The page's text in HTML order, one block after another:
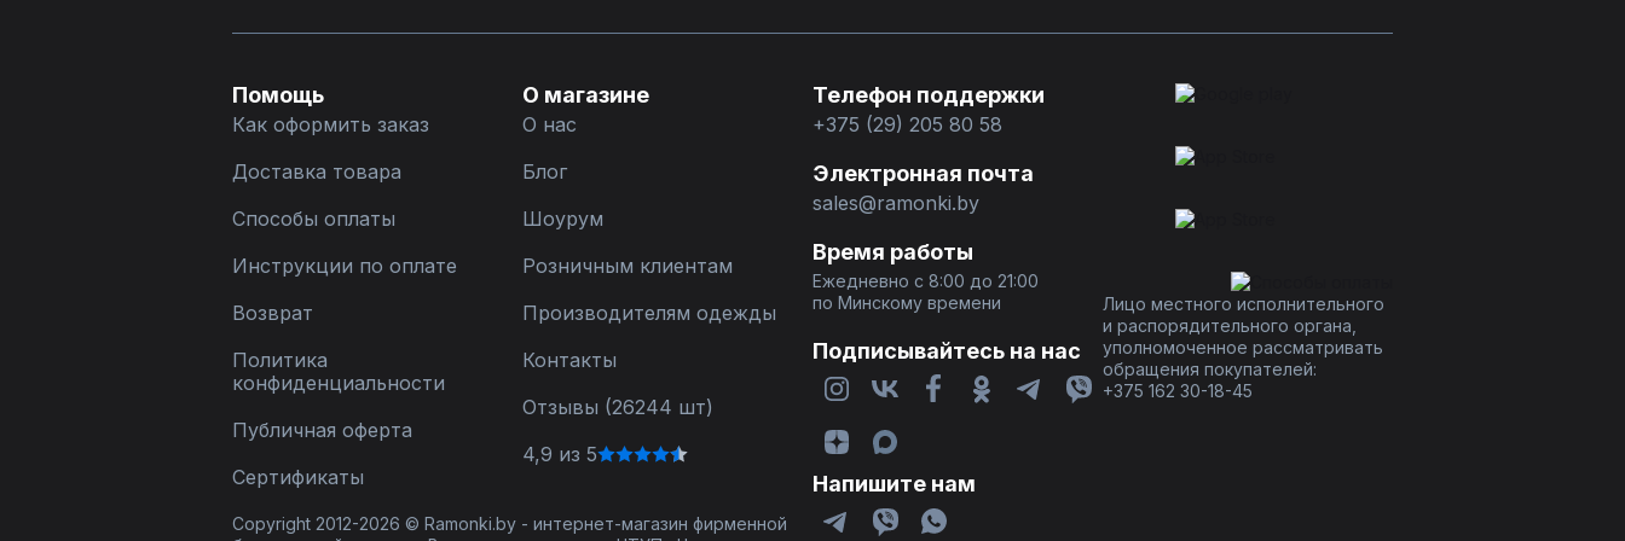
Помощь
Как оформить заказ
Доставка товара
Способы оплаты
Инструкции по оплате
Возврат
Политика
конфиденциальности
Публичная оферта
Сертификаты
О магазине
О нас
Блог
Шоурум
Розничным клиентам
Производителям одежды
Контакты
Отзывы (26244 шт)
4,9 из 5
Телефон поддержки
+375 (29) 205 80 58
Электронная почта
sales@ramonki.by
Время работы
Ежедневно с 8:00 до 21:00
по Минскому времени
Подписывайтесь на нас
Напишите нам
Лицо местного исполнительного
и распорядительного органа,
уполномоченное рассматривать
обращения покупателей:
+375 162 30-18-45
Copyright 2012-2026 © Ramonki.by - интернет-магазин фирменной